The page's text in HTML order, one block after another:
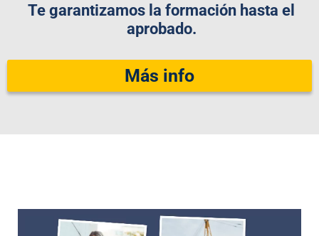
Te garantizamos la formación hasta el
aprobado.
Más info